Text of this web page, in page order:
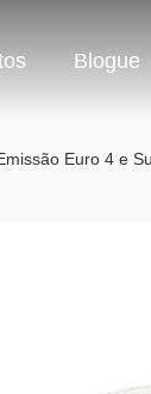
Blogue
Euro 4 e